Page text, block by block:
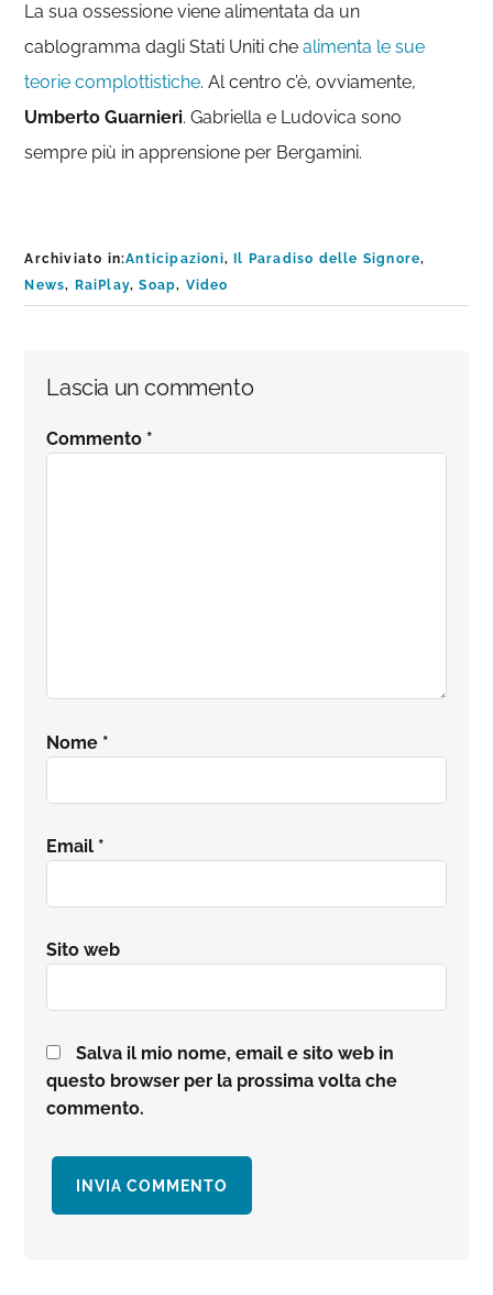
La sua ossessione viene alimentata da un
cablogramma dagli Stati Uniti chealimenta le sue
teorie complottistiche. Al centro c’è, ovviamente,
Umberto Guarnieri. Gabriella e Ludovica sono
sempre più in apprensione per Bergamini.
Archiviato in:Anticipazioni, Il Paradiso delle Signore,
News, RaiPlay,Soap, Video
Interazioni
del
Lascia un commento
Commento *
Nome *
Email *
Sito web
Salva il mio nome, email e sito web in
questo browser per la prossima volta che
commento.